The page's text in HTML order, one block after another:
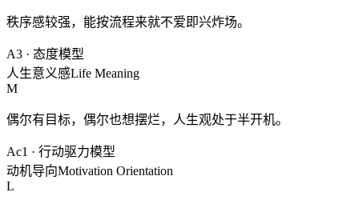
秩序感较强，能按流程来就不爱即兴炸场。
A3 · 态度模型
人生意义感Life Meaning
M
偶尔有目标，偶尔也想摆烂，人生观处于半开机。
Ac1 · 行动驱力模型
动机导向Motivation Orientation
L